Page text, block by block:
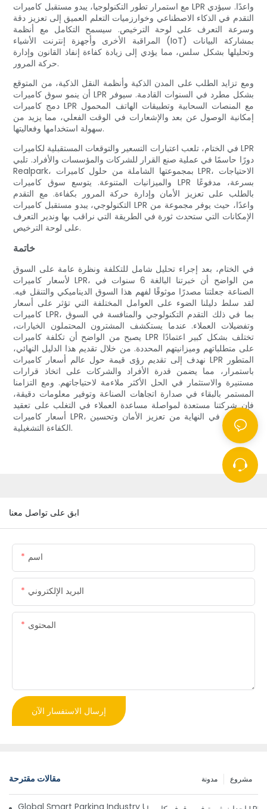
مع استمرار تطور التكنولوجيا، يبدو مستقبل كاميرات LPR واعدًا. سيؤدي
التقدم في الذكاء الاصطناعي وخوارزميات التعلم العميق إلى تعزيز دقة
وسرعة التعرف على لوحة الترخيص. سيسمح التكامل مع أنظمة
المراقبة الأخرى وأجهزة إنترنت الأشياء (IoT) بمشاركة البيانات
وتحليلها بشكل سلس، مما يؤدي إلى زيادة كفاءة إنفاذ القانون وإدارة
حركة المرور.
ومع تزايد الطلب على المدن الذكية وأنظمة النقل الذكية، من المتوقع
أن ينمو سوق كاميرات LPR بشكل مطرد في السنوات القادمة. سيوفر
دمج كاميرات LPR مع المنصات السحابية وتطبيقات الهاتف المحمول
إمكانية الوصول عن بعد والإشعارات في الوقت الفعلي، مما يزيد من
سهولة استخدامها وفعاليتها.
في الختام، تلعب اعتبارات التسعير والتوقعات المستقبلية لكاميرات LPR
دورًا حاسمًا في عملية صنع القرار للشركات والمؤسسات والأفراد. تلبي
Realpark، بمجموعتها الشاملة من حلول كاميرات LPR، الاحتياجات
والميزانيات المتنوعة. يتوسع سوق كاميرات LPR بسرعة، مدفوعًا
بالطلب على تعزيز الأمان وإدارة حركة المرور بكفاءة. مع التقدم
التكنولوجي، يبدو مستقبل كاميرات LPR واعدًا، حيث يوفر مجموعة من
الإمكانات التي ستحدث ثورة في الطريقة التي نراقب بها وندير التعرف
على لوحة الترخيص.
خاتمة
في الختام، بعد إجراء تحليل شامل للتكلفة ونظرة عامة على السوق
لأسعار كاميرات LPR، من الواضح أن خبرتنا البالغة 6 سنوات في
الصناعة جعلتنا مصدرًا موثوقًا لفهم هذا السوق الديناميكي والتنقل فيه.
لقد سلط دليلنا الضوء على العوامل المختلفة التي تؤثر على أسعار
كاميرات LPR، بما في ذلك التقدم التكنولوجي والمنافسة في السوق
وتفضيلات العملاء. عندما يستكشف المشترون المحتملون الخيارات،
يصبح من الواضح أن تكلفة كاميرات LPR تختلف بشكل كبير اعتمادًا
على متطلباتهم وميزانيتهم ​​المحددة. من خلال تقديم هذا الدليل النهائي،
نهدف إلى تقديم رؤى قيمة حول عالم أسعار كاميرات LPR المتطور
باستمرار، مما يضمن قدرة الأفراد والشركات على اتخاذ قرارات
مستنيرة والاستثمار في الحل الأكثر ملاءمة لاحتياجاتهم. ومع التزامنا
المستمر بالبقاء في صدارة اتجاهات الصناعة وتوفير معلومات دقيقة،
فإن شركتنا مستعدة لمواصلة مساعدة العملاء في التغلب على تعقيد
أسعار كاميرات LPR، وتمكينهم في النهاية من تعزيز الأمان وتحسين
الكفاءة التشغيلية.
ابق على تواصل معنا
اسم
البريد الإلكتروني
المحتوى
إرسال الاستفسار الآن
مقالات مقترحة مشروع مدونة